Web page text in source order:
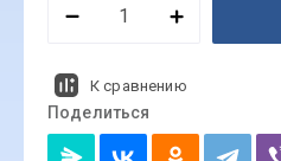
К сравнению
Поделиться